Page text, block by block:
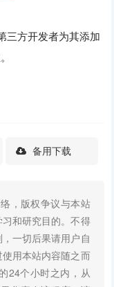
三方开发者为其添加
备用下载
，版权争议与本站
和研究目的。不得
一切后果请用户自
用本站内容随之而
24个小时之内，从